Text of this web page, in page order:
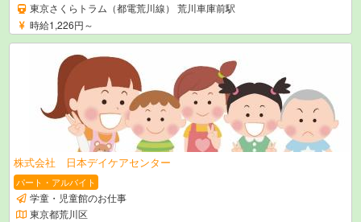
東京さくらトラム（都電荒川線） 荒川車庫前駅
時給1,226円～
株式会社 日本デイケアセンター
パート・アルバイト
学童・児童館のお仕事
東京都荒川区